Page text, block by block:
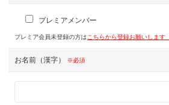
プレミアメンバー
プレミア会員未登録の方は こちらから登録お願いします
お名前（漢字） ※必須